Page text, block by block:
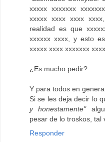
xxxxx xxxxxxx
xxxxx xxxx xxxx
realidad es que
xxxxxx xxxx, y esto
xxxxx xxxx xxxxxxx
¿Es mucho pedir?
Y para todos en
Si se les deja decir lo
y honestamente"
pesar de lo troskos, tal
Responder